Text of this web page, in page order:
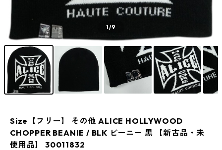
1/9
Size【フリー】 その他 ALICE HOLLYWOOD
CHOPPER BEANIE / BLK ビーニー 黒 【新古品・未
使用品】 30011832